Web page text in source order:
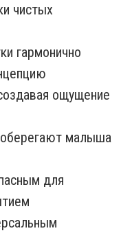
чистых
гармонично
ощущение
оберегают малыша
для